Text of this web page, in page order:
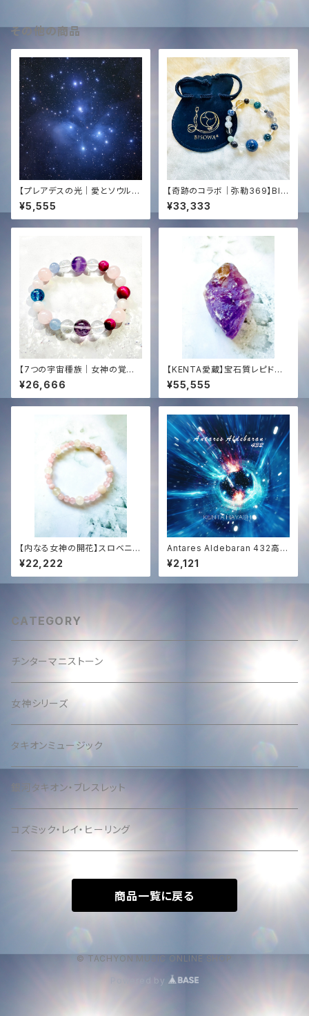
hite Phoenix Song & Comp
その他の商品
【プレアデスの光｜愛とソウルメ
イト】COBRA直伝・遠隔レイヒ
ーリング（15分）＋432Hzタキオ
ン音源プレゼント｜心の癒やし・
g Heart (Remote 15min) +
432Hz Tachyon Music Gift
¥5,555
【奇跡のコラボ｜弥勒369】BIS
OWA監修×タキオン化✨コズミ
ック・ブレスレット（一点物）石の
声を聞く選定｜チンターマニ埋
¥33,333
【7つの宇宙種族｜女神の覚醒】
タキオン＆光エネルギー化✨オリ
ジナル女神ブレンド・ブレスレッ
ト（内径15cm）愛・豊かさ・直感
¥26,666
【KENTA愛蔵】宝石質レピドラ
イト原石 (79g)｜スロベニア・
オリジナルタキオン化済
¥55,555
【内なる女神の開花】スロベニア
最新チェンバー・アクティベーシ
ョン済✨ ローズクォーツ＆水晶・
女神ブレスレット｜無条件の愛
¥22,222
Antares Aldebaran 432高音
質WAV音源♪
¥2,121
CATEGORY
チンターマニストーン
女神シリーズ
タキオンミュージック
銀河タキオン・ブレスレット
コズミック・レイ・ヒーリング
商品一覧に戻る
© TACHYON MUSIC ONLINE SHOP
Powered by